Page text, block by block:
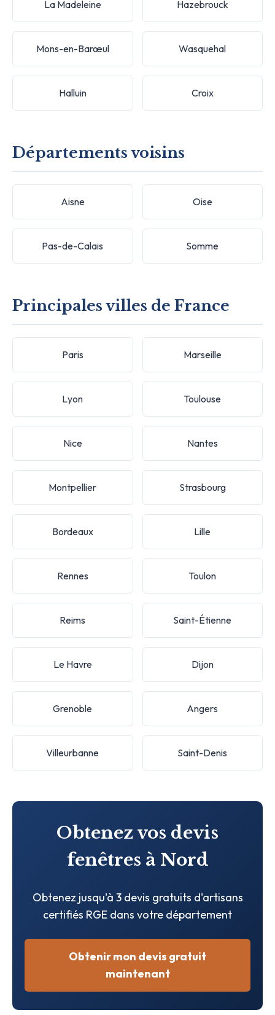
La Madeleine Hazebrouck
Mons-en-Barœul Wasquehal
Halluin Croix
Départements voisins
Aisne Oise
Pas-de-Calais Somme
Principales villes de France
Paris Marseille
Lyon Toulouse
Nice Nantes
Montpellier Strasbourg
Bordeaux Lille
Rennes Toulon
Reims Saint-Étienne
Le Havre Dijon
Grenoble Angers
Villeurbanne Saint-Denis
Obtenez vos devis
fenêtres à Nord
Obtenez jusqu'à 3 devis gratuits d'artisans
certifiés RGE dans votre département
Obtenir mon devis gratuit
maintenant